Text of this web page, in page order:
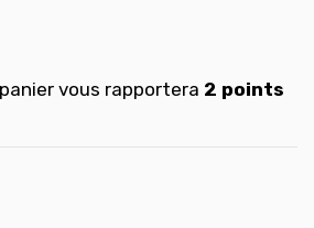
vous rapportera 2 points